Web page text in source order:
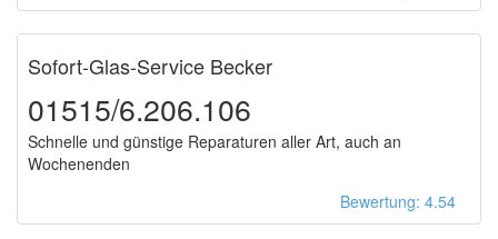
Sofort-Glas-Service Becker
01515/6.206.106
Schnelle und günstige Reparaturen aller Art, auch an
Wochenenden
Bewertung: 4.54